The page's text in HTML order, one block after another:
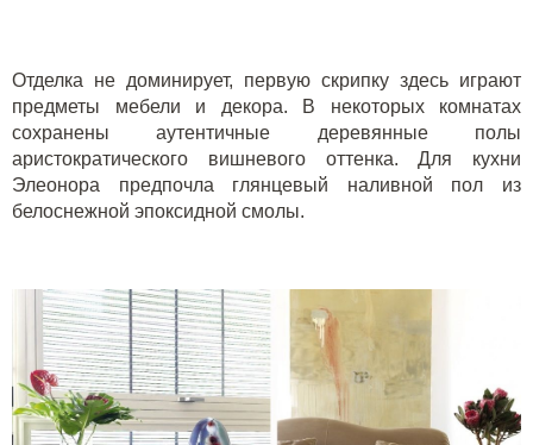
Отделка не доминирует, первую скрипку здесь играют
предметы мебели и декора. В некоторых комнатах
сохранены аутентичные деревянные полы
аристократического вишневого оттенка. Для кухни
Элеонора предпочла глянцевый наливной пол из
белоснежной эпоксидной смолы.